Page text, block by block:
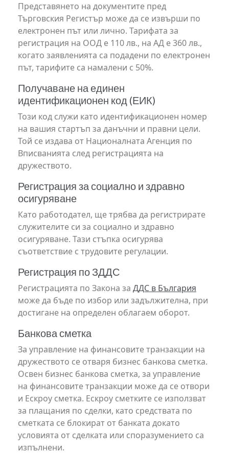
Представянето на документите пред
Търговския Регистър може да се извърши по
електронен път или лично. Тарифата за
регистрация на ООД е 110 лв., на АД е 360 лв.,
когато заявленията са подадени по електронен
път, тарифите са намалени с 50%.
Получаване на единен
идентификационен код (ЕИК)
Този код служи като идентификационен номер
на вашия стартъп за данъчни и правни цели.
Той се издава от Националната Агенция по
Вписванията след регистрацията на
дружеството.
Регистрация за социално и здравно
осигуряване
Като работодател, ще трябва да регистрирате
служителите си за социално и здравно
осигуряване. Тази стъпка осигурява
съответствие с трудовите регулации.
Регистрация по ЗДДС
Регистрацията по Закона за ДДС в България
може да бъде по избор или задължителна, при
достигане на определен облагаем оборот.
Банкова сметка
За управление на финансовите транзакции на
дружеството се отваря бизнес банкова сметка.
Освен бизнес банкова сметка, за управление
на финансовите транзакции може да се отвори
и Ескроу сметка. Ескроу сметките се използват
за плащания по сделки, като средствата по
сметката се блокират от банката докато
условията от сделката или споразумението са
изпълнени.